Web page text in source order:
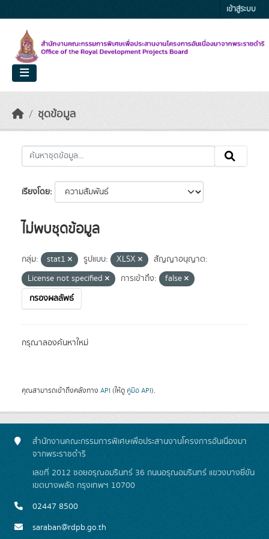
เข้าสู่ระบบ
ชุดข้อมูล
เรียงโดย
ไม่พบชุดข้อมูล
กลุ่ม: stat1 รูปแบบ: XLSX
สัญญาอนุญาต:
License not specified
การเข้าถึง:
false
กรองผลลัพธ์
กรุณาลองค้นหาใหม่
คุณสามารถเข้าถึงคลังทาง API (ให้ดู คู่มือ API).
สำนักงานคณะกรรมการพิเศษเพื่อประสานงานโครงการอันเนื่องมา
จากพระราชดำริ
เลขที่ 2012 ซอยอรุณอมรินทร์ 36 ถนนอรุณอมรินทร์ แขวงบางยี่ขัน
เขตบางพลัด กรุงเทพฯ 10700
02447 8500
saraban@rdpb.go.th